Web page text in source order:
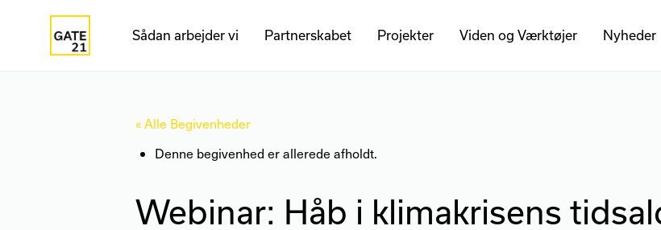
Sådan arbejder vi Partnerskabet Projekter Viden og Værktøjer Nyheder
« Alle Begivenheder
Denne begivenhed er allerede afholdt.
Webinar: Håb i klimakrisens